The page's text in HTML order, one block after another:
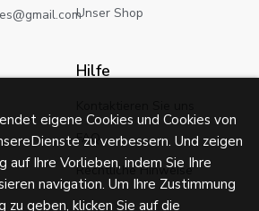
Unser Shop
Hilfe
FAQ
Rechtliche Hinweise
eigene Cookies und Cookies von
zu verbessern. Und zeigen
auf Ihre Vorlieben, indem Sie Ihre
navigation. Um Ihre Zustimmung
zu geben, klicken Sie auf die